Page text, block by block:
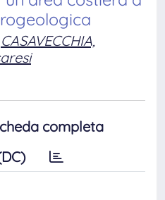
CASAVECCHIA,
completa